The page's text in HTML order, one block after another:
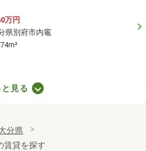
万円
県別府市内竈
と見る
分県
賃貸を探す